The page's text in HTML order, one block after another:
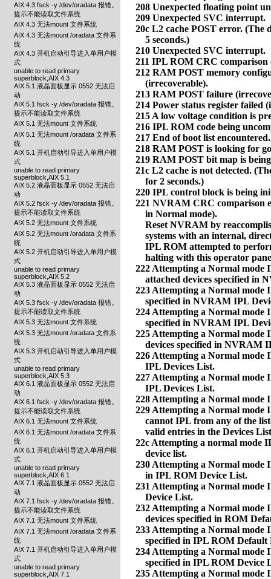
AIX 4.3 fsck -y /dev/oradata 报错。
提示不能读取文件系统
AIX 4.3 无法mount 文件系统
AIX 4.3 无法mount /oradata 文件系
统
AIX 4.3 开机启动引导进入单用户模
式
unable to read primary
superblock,AIX 4.3
AIX 5.1 液晶面板显示 0552 无法启
动
AIX 5.1 fsck -y /dev/oradata 报错。
提示不能读取文件系统
AIX 5.1 无法mount 文件系统
AIX 5.1 无法mount /oradata 文件系
统
AIX 5.1 开机启动引导进入单用户模
式
unable to read primary
superblock,AIX 5.1
AIX 5.2 液晶面板显示 0552 无法启
动
AIX 5.2 fsck -y /dev/oradata 报错。
提示不能读取文件系统
AIX 5.2 无法mount 文件系统
AIX 5.2 无法mount /oradata 文件系
统
AIX 5.2 开机启动引导进入单用户模
式
unable to read primary
superblock,AIX 5.2
AIX 5.3 液晶面板显示 0552 无法启
动
AIX 5.3 fsck -y /dev/oradata 报错。
提示不能读取文件系统
AIX 5.3 无法mount 文件系统
AIX 5.3 无法mount /oradata 文件系
统
AIX 5.3 开机启动引导进入单用户模
式
unable to read primary
superblock,AIX 5.3
AIX 6.1 液晶面板显示 0552 无法启
动
AIX 6.1 fsck -y /dev/oradata 报错。
提示不能读取文件系统
AIX 6.1 无法mount 文件系统
AIX 6.1 无法mount /oradata 文件系
统
AIX 6.1 开机启动引导进入单用户模
式
unable to read primary
superblock,AIX 6.1
AIX 7.1 液晶面板显示 0552 无法启
动
AIX 7.1 fsck -y /dev/oradata 报错。
提示不能读取文件系统
AIX 7.1 无法mount 文件系统
AIX 7.1 无法mount /oradata 文件系
统
AIX 7.1 开机启动引导进入单用户模
式
unable to read primary
superblock,AIX 7.1